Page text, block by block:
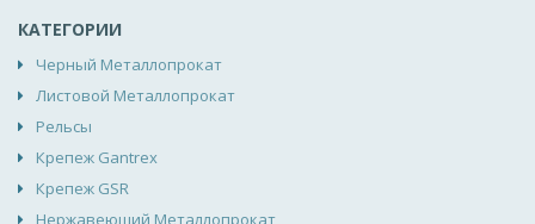
КАТЕГОРИИ
Черный Металлопрокат
Листовой Металлопрокат
Рельсы
Крепеж Gantrex
Крепеж GSR
Нержавеющий Металлопрокат